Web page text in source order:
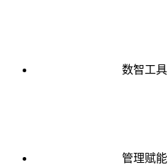
数智工具
管理赋能